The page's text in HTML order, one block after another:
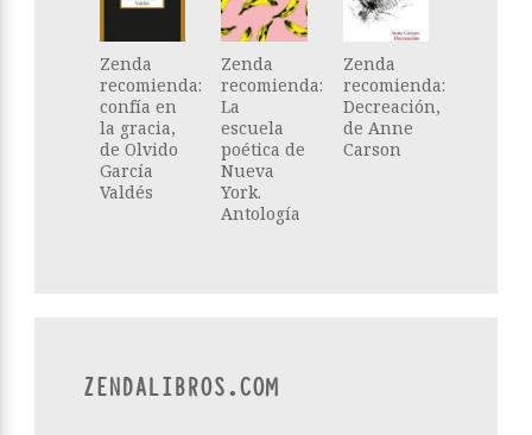
Zenda
recomienda:
confía en
la gracia,
de Olvido
García
Valdés
Zenda
recomienda:
La
escuela
poética de
Nueva
York.
Antología
Zenda
recomienda:
Decreación,
de Anne
Carson
ZENDALIBROS.COM